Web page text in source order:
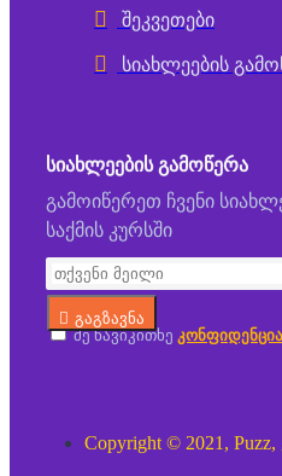
შეკვეთები
სიახლეების
ᲡᲘᲐᲮᲚᲔᲔᲑᲘᲡ ᲒᲐᲛᲝᲬᲔᲠᲐ
გამოიწერეთ ჩვენი
საქმის კურსში
გაგზავნა
მე წავიკითხე
Copyright © 2021,